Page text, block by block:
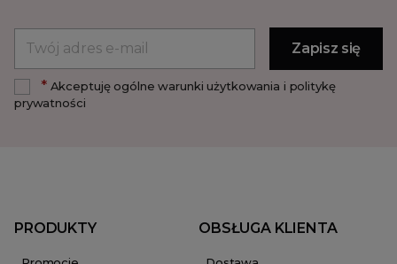
*Akceptuję ogólne warunki użytkowania i politykę
prywatności
PRODUKTY OBSŁUGA KLIENTA